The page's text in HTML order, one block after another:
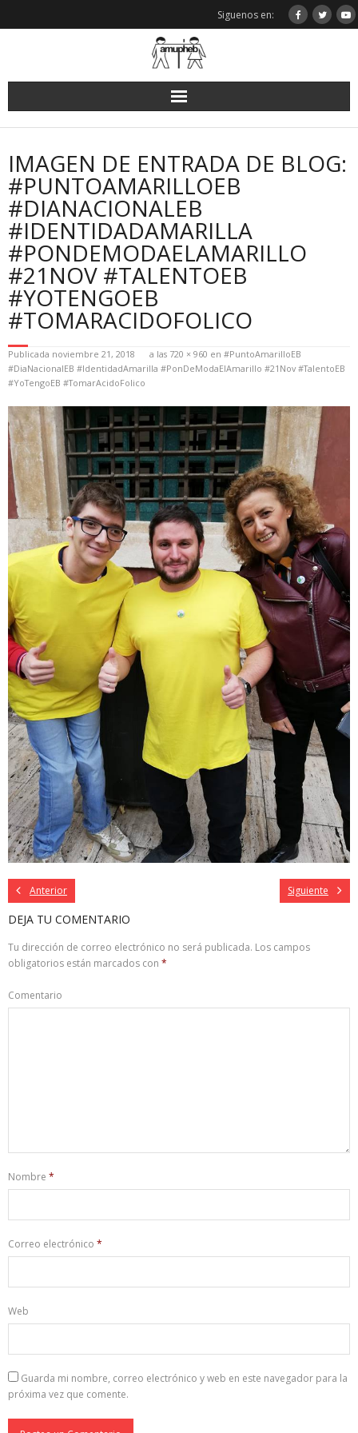
Siguenos en:
IMAGEN DE ENTRADA DE BLOG:
#PUNTOAMARILLOEB
#DIANACIONALEB
#IDENTIDADAMARILLA
#PONDEMODAELAMARILLO
#21NOV #TALENTOEB
#YOTENGOEB
#TOMARACIDOFOLICO
Publicada noviembre 21, 2018 a las 720 × 960 en #PuntoAmarilloEB
#DiaNacionalEB #IdentidadAmarilla #PonDeModaElAmarillo #21Nov #TalentoEB
#YoTengoEB #TomarAcidoFolico
Anterior Siguiente
DEJA TU COMENTARIO
Tu dirección de correo electrónico no será publicada. Los campos
obligatorios están marcados con *
Comentario
Nombre *
Correo electrónico *
Web
Guarda mi nombre, correo electrónico y web en este navegador para la
próxima vez que comente.